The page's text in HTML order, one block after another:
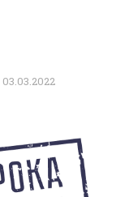
03.03.2022